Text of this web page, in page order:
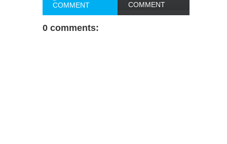
COMMENT
COMMENT
0 comments: